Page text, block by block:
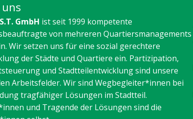
GmbH ist seit 1999 kompetente
von mehreren Quartiersmanagements
Wir setzen uns für eine sozial gerechtere
der Städte und Quartiere ein. Partizipation,
und Stadtteilentwicklung sind unsere
Arbeitsfelder. Wir sind Wegbegleiter*innen bei
tragfähiger Lösungen im Stadtteil.
und Tragende der Lösungen sind die